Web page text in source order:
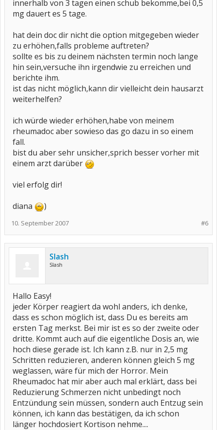
innerhalb von 3 tagen einen schub bekomme,bei 0,5
mg dauert es 5 tage.
hat dein doc dir nicht die option mitgegeben wieder
zu erhöhen,falls probleme auftreten?
sollte es bis zu deinem nächsten termin noch lange
hin sein,versuche ihn irgendwie zu erreichen und
berichte ihm.
ist das nicht möglich,kann dir vielleicht dein hausarzt
weiterhelfen?
ich würde wieder erhöhen,habe von meinem
rheumadoc aber sowieso das go dazu in so einem
fall.
bist du aber sehr unsicher,sprich besser vorher mit
einem arzt darüber
viel erfolg dir!
diana
)
#6
10. September 2007
Slash
Slash
Hallo Easy!
jeder Körper reagiert da wohl anders, ich denke,
dass es schon möglich ist, dass Du es bereits am
ersten Tag merkst. Bei mir ist es so der zweite oder
dritte. Kommt auch auf die eigentliche Dosis an, wie
hoch diese gerade ist. Ich kann z.B. nur in 2,5 mg
Schritten reduzieren, anderen können gleich 5 mg
weglassen, wäre für mich der Horror. Mein
Rheumadoc hat mir aber auch mal erklärt, dass bei
Reduzierung Schmerzen nicht unbedingt noch
Entzündung sein müssen, sondern auch Entzug sein
können, ich kann das bestätigen, da ich schon
länger hochdosiert Kortison nehme....